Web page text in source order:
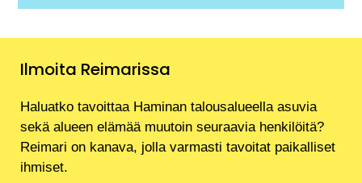
Ilmoita Reimarissa
Haluatko tavoittaa Haminan talousalueella asuvia
sekä alueen elämää muutoin seuraavia henkilöitä?
Reimari on kanava, jolla varmasti tavoitat paikalliset
ihmiset.